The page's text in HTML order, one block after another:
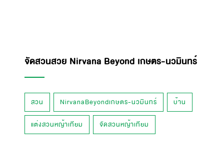
จัดสวนสวย Nirvana Beyond เกษตร-นวมินทร์
สวน NirvanaBeyondเกษตร-นวมินทร์ บ้าน
แต่งสวนหญ้าเทียม จัดสวนหญ้าเทียม